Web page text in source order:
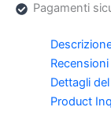
Pagamenti
Dettagli
Product